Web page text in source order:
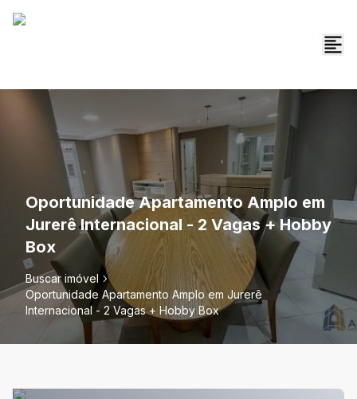
Oportunidade Apartamento Amplo em
Jurerê Internacional - 2 Vagas + Hobby
Box
Buscar imóvel
Oportunidade Apartamento Amplo em Jurerê
Internacional - 2 Vagas + Hobby Box